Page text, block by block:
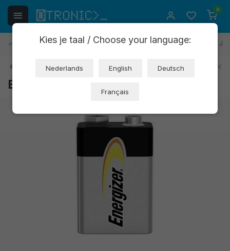
0
Kostenlose Rücksendung 30 Tage Rückgaberecht 1
Art: OT8003 EAN:
Budget 9V Blockbatterie (OT8003)
Kies je taal / Choose your language:
Nederlands English Deutsch
Français